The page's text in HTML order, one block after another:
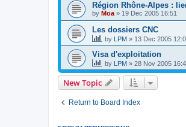
Région Rhône-Alpes :
by Moa » 19 Dec 2005 16:51
Les dossiers CNC
by LPM » 13 Dec 2005
Visa d'exploitation
by LPM » 28 Nov 2005
New Topic
Return to Board Index